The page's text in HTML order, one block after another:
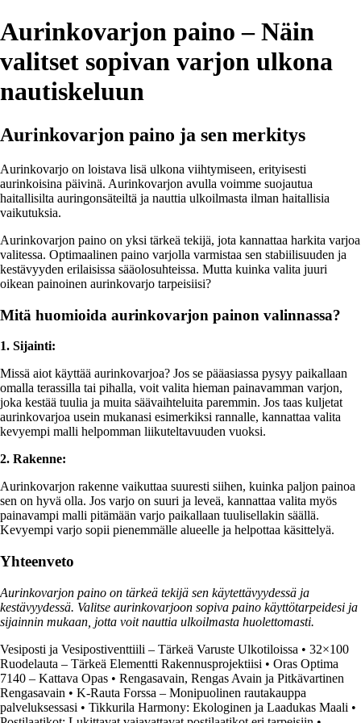
Aurinkovarjon paino – Näin
valitset sopivan varjon ulkona
nautiskeluun
Aurinkovarjon paino ja sen merkitys
Aurinkovarjo on loistava lisä ulkona viihtymiseen, erityisesti
aurinkoisina päivinä. Aurinkovarjon avulla voimme suojautua
haitallisilta auringonsäteiltä ja nauttia ulkoilmasta ilman haitallisia
vaikutuksia.
Aurinkovarjon paino on yksi tärkeä tekijä, jota kannattaa harkita varjoa
valitessa. Optimaalinen paino varjolla varmistaa sen stabiilisuuden ja
kestävyyden erilaisissa sääolosuhteissa. Mutta kuinka valita juuri
oikean painoinen aurinkovarjo tarpeisiisi?
Mitä huomioida aurinkovarjon painon valinnassa?
1. Sijainti:
Missä aiot käyttää aurinkovarjoa? Jos se pääasiassa pysyy paikallaan
omalla terassilla tai pihalla, voit valita hieman painavamman varjon,
joka kestää tuulia ja muita säävaihteluita paremmin. Jos taas kuljetat
aurinkovarjoa usein mukanasi esimerkiksi rannalle, kannattaa valita
kevyempi malli helpomman liikuteltavuuden vuoksi.
2. Rakenne:
Aurinkovarjon rakenne vaikuttaa suuresti siihen, kuinka paljon painoa
sen on hyvä olla. Jos varjo on suuri ja leveä, kannattaa valita myös
painavampi malli pitämään varjo paikallaan tuulisellakin säällä.
Kevyempi varjo sopii pienemmälle alueelle ja helpottaa käsittelyä.
Yhteenveto
Aurinkovarjon paino on tärkeä tekijä sen käytettävyydessä ja
kestävyydessä. Valitse aurinkovarjoon sopiva paino käyttötarpeidesi ja
sijainnin mukaan, jotta voit nauttia ulkoilmasta huolettomasti.
Vesiposti ja Vesipostiventtiili – Tärkeä Varuste Ulkotiloissa • 32×100
Ruodelauta – Tärkeä Elementti Rakennusprojektiisi • Oras Optima
7140 – Kattava Opas • Rengasavain, Rengas Avain ja Pitkävartinen
Rengasavain • K-Rauta Forssa – Monipuolinen rautakauppa
palveluksessasi • Tikkurila Harmony: Ekologinen ja Laadukas Maali •